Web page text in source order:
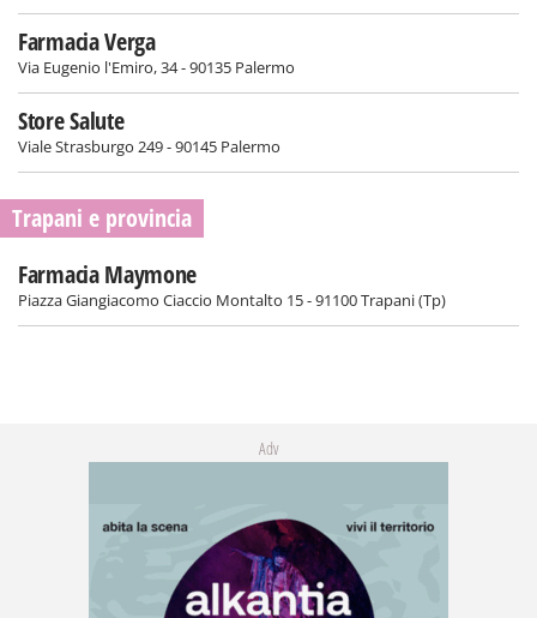
Farmacia Verga
Via Eugenio l'Emiro, 34 - 90135 Palermo
Store Salute
Viale Strasburgo 249 - 90145 Palermo
Trapani e provincia
Farmacia Maymone
Piazza Giangiacomo Ciaccio Montalto 15 - 91100 Trapani (Tp)
Adv